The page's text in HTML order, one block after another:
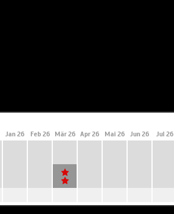
Jan 26 Feb 26 Mär 26 Apr 26 Mai 26 Jun 26 Jul 26